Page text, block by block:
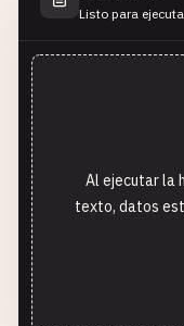
Listo para
Al ejecutar la
texto, datos